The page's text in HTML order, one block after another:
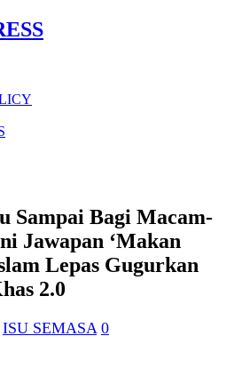
Sampai Bagi Macam-
Jawapan ‘Makan
Lepas Gugurkan
2.0
ISU SEMASA 0